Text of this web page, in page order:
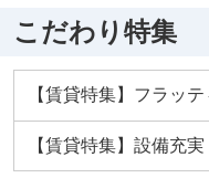
こだわり特集
【賃貸特集】フラッ
【賃貸特集】設備充実